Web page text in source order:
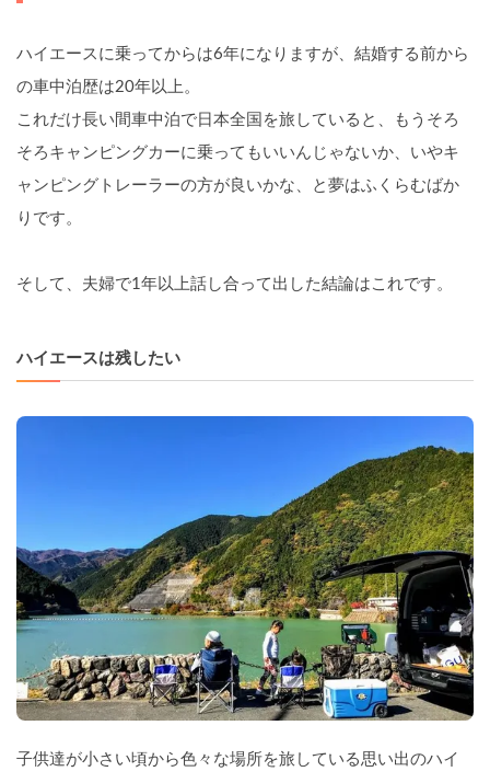
ハイエースに乗ってからは6年になりますが、結婚する前から
の車中泊歴は20年以上。
これだけ長い間車中泊で日本全国を旅していると、もうそろ
そろキャンピングカーに乗ってもいいんじゃないか、いやキ
ャンピングトレーラーの方が良いかな、と夢はふくらむばか
りです。
そして、夫婦で1年以上話し合って出した結論はこれです。
ハイエースは残したい
子供達が小さい頃から色々な場所を旅している思い出のハイ